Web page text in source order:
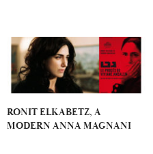
RONIT ELKABETZ, A
MODERN ANNA MAGNANI